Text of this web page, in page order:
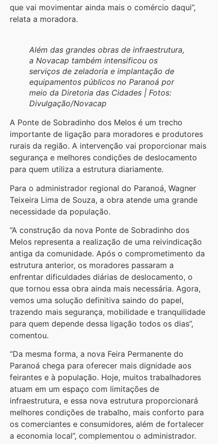
que vai movimentar ainda mais o comércio daqui”,
relata a moradora.
Além das grandes obras de infraestrutura,
a Novacap também intensificou os
serviços de zeladoria e implantação de
equipamentos públicos no Paranoá por
meio da Diretoria das Cidades | Fotos:
Divulgação/Novacap
A Ponte de Sobradinho dos Melos é um trecho
importante de ligação para moradores e produtores
rurais da região. A intervenção vai proporcionar mais
segurança e melhores condições de deslocamento
para quem utiliza a estrutura diariamente.
Para o administrador regional do Paranoá, Wagner
Teixeira Lima de Souza, a obra atende uma grande
necessidade da população.
“A construção da nova Ponte de Sobradinho dos
Melos representa a realização de uma reivindicação
antiga da comunidade. Após o comprometimento da
estrutura anterior, os moradores passaram a
enfrentar dificuldades diárias de deslocamento, o
que tornou essa obra ainda mais necessária. Agora,
vemos uma solução definitiva saindo do papel,
trazendo mais segurança, mobilidade e tranquilidade
para quem depende dessa ligação todos os dias”,
comentou.
“Da mesma forma, a nova Feira Permanente do
Paranoá chega para oferecer mais dignidade aos
feirantes e à população. Hoje, muitos trabalhadores
atuam em um espaço com limitações de
infraestrutura, e essa nova estrutura proporcionará
melhores condições de trabalho, mais conforto para
os comerciantes e consumidores, além de fortalecer
a economia local”, complementou o administrador.